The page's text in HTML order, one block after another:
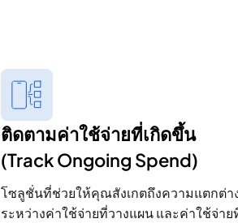
ติดตามค่าใช้จ่ายที่เกิดขึ้น
(Track Ongoing Spend)
โซลูชั่นที่ช่วยให้คุณสังเกตถึงความแตกต่า
ระหว่างค่าใช้จ่ายที่วางแผน และค่าใช้จ่าย